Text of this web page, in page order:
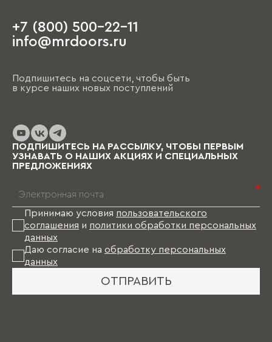
На этапе чистовой отделки дизайнер
выезжает на объект и предлагает вариант,
стен, напольные покрытия и т.д. При этом
необходимо помнить, что на отрисовку,
обсуждение и согласование проекта и на
выбранных материалов и коллекции), и какое-
то время Вам в этом случае придется пожить
без мебели.
+7 (800) 500-22-11
info@mrdoors.ru
Подпишитесь на соцсети, чтобы быть
в курсе наших новых поступлений
ПОДПИШИТЕСЬ НА РАССЫЛКУ, ЧТОБЫ ПЕРВЫМ
УЗНАВАТЬ О НАШИХ АКЦИЯХ И СПЕЦИАЛЬНЫХ
ПРЕДЛОЖЕНИЯХ
*
Принимаю условия пользовательского
соглашения и политики обработки персональных
данных
Даю согласие на обработку персональных
данных
ОТПРАВИТЬ